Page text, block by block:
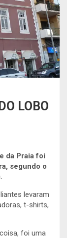
LOBO
da Praia foi
segundo o
levaram
t-shirts,
foi uma